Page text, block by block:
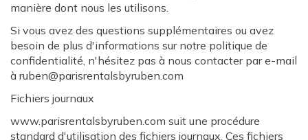
manière dont nous les utilisons.
Si vous avez des questions supplémentaires ou avez
besoin de plus d'informations sur notre politique de
confidentialité, n'hésitez pas à nous contacter par e-mail
à ruben@parisrentalsbyruben.com
Fichiers journaux
www.parisrentalsbyruben.com suit une procédure
standard d'utilisation des fichiers journaux. Ces fichiers